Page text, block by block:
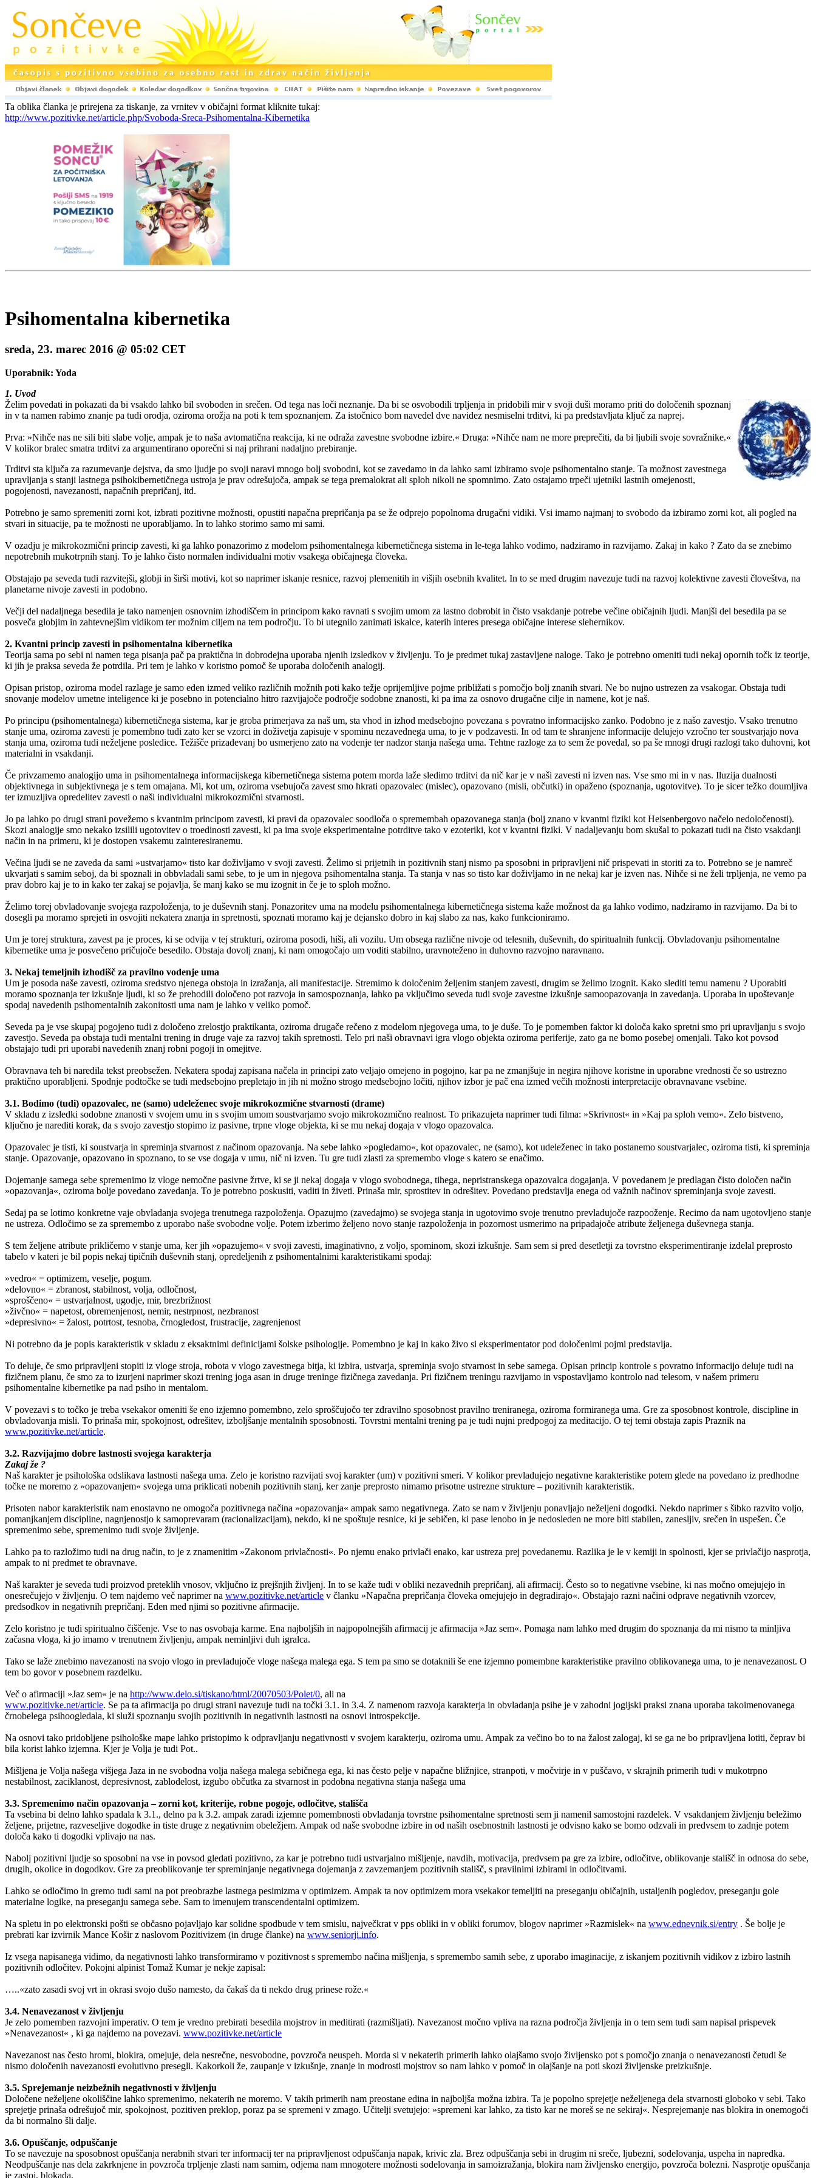
Ta oblika članka je prirejena za tiskanje, za vrnitev v običajni format kliknite tukaj:
http://www.pozitivke.net/article.php/Svoboda-Sreca-Psihomentalna-Kibernetika
Psihomentalna kibernetika
sreda, 23. marec 2016 @ 05:02 CET
Uporabnik: Yoda
1. Uvod
Želim povedati in pokazati da bi vsakdo lahko bil svoboden in srečen. Od tega nas loči neznanje. Da bi se osvobodili trpljenja in pridobili mir v svoji duši moramo priti do določenih spoznanj
in v ta namen rabimo znanje pa tudi orodja, oziroma orožja na poti k tem spoznanjem. Za istočnico bom navedel dve navidez nesmiselni trditvi, ki pa predstavljata ključ za naprej.
Prva: »Nihče nas ne sili biti slabe volje, ampak je to naša avtomatična reakcija, ki ne odraža zavestne svobodne izbire.« Druga: »Nihče nam ne more preprečiti, da bi ljubili svoje sovražnike.«
V kolikor bralec smatra trditvi za argumentirano oporečni si naj prihrani nadaljno prebiranje.
Trditvi sta ključa za razumevanje dejstva, da smo ljudje po svoji naravi mnogo bolj svobodni, kot se zavedamo in da lahko sami izbiramo svoje psihomentalno stanje. Ta možnost zavestnega
upravljanja s stanji lastnega psihokibernetičnega ustroja je prav odrešujoča, ampak se tega premalokrat ali sploh nikoli ne spomnimo. Zato ostajamo trpeči ujetniki lastnih omejenosti,
pogojenosti, navezanosti, napačnih prepričanj, itd.
Potrebno je samo spremeniti zorni kot, izbrati pozitivne možnosti, opustiti napačna prepričanja pa se že odprejo popolnoma drugačni vidiki. Vsi imamo najmanj to svobodo da izbiramo zorni kot, ali pogled na
stvari in situacije, pa te možnosti ne uporabljamo. In to lahko storimo samo mi sami.
V ozadju je mikrokozmični princip zavesti, ki ga lahko ponazorimo z modelom psihomentalnega kibernetičnega sistema in le-tega lahko vodimo, nadziramo in razvijamo. Zakaj in kako ? Zato da se znebimo
nepotrebnih mukotrpnih stanj. To je lahko čisto normalen individualni motiv vsakega običajnega človeka.
Obstajajo pa seveda tudi razvitejši, globji in širši motivi, kot so naprimer iskanje resnice, razvoj plemenitih in višjih osebnih kvalitet. In to se med drugim navezuje tudi na razvoj kolektivne zavesti človeštva, na
planetarne nivoje zavesti in podobno.
Večji del nadaljnega besedila je tako namenjen osnovnim izhodiščem in principom kako ravnati s svojim umom za lastno dobrobit in čisto vsakdanje potrebe večine običajnih ljudi. Manjši del besedila pa se
posveča globjim in zahtevnejšim vidikom ter možnim ciljem na tem področju. To bi utegnilo zanimati iskalce, katerih interes presega običajne interese slehernikov.
2. Kvantni princip zavesti in psihomentalna kibernetika
Teorija sama po sebi ni namen tega pisanja pač pa praktična in dobrodejna uporaba njenih izsledkov v življenju. To je predmet tukaj zastavljene naloge. Tako je potrebno omeniti tudi nekaj opornih točk iz teorije,
ki jih je praksa seveda že potrdila. Pri tem je lahko v koristno pomoč še uporaba določenih analogij.
Opisan pristop, oziroma model razlage je samo eden izmed veliko različnih možnih poti kako težje oprijemljive pojme približati s pomočjo bolj znanih stvari. Ne bo nujno ustrezen za vsakogar. Obstaja tudi
snovanje modelov umetne inteligence ki je posebno in potencialno hitro razvijajoče področje sodobne znanosti, ki pa ima za osnovo drugačne cilje in namene, kot je naš.
Po principu (psihomentalnega) kibernetičnega sistema, kar je groba primerjava za naš um, sta vhod in izhod medsebojno povezana s povratno informacijsko zanko. Podobno je z našo zavestjo. Vsako trenutno
stanje uma, oziroma zavesti je pomembno tudi zato ker se vzorci in doživetja zapisuje v spominu nezavednega uma, to je v podzavesti. In od tam te shranjene informacije delujejo vzročno ter soustvarjajo nova
stanja uma, oziroma tudi neželjene posledice. Težišče prizadevanj bo usmerjeno zato na vodenje ter nadzor stanja našega uma. Tehtne razloge za to sem že povedal, so pa še mnogi drugi razlogi tako duhovni, kot
materialni in vsakdanji.
Če privzamemo analogijo uma in psihomentalnega informacijskega kibernetičnega sistema potem morda laže sledimo trditvi da nič kar je v naši zavesti ni izven nas. Vse smo mi in v nas. Iluzija dualnosti
objektivnega in subjektivnega je s tem omajana. Mi, kot um, oziroma vsebujoča zavest smo hkrati opazovalec (mislec), opazovano (misli, občutki) in opaženo (spoznanja, ugotovitve). To je sicer težko doumljiva
ter izmuzljiva opredelitev zavesti o naši individualni mikrokozmični stvarnosti.
Jo pa lahko po drugi strani povežemo s kvantnim principom zavesti, ki pravi da opazovalec soodloča o spremembah opazovanega stanja (bolj znano v kvantni fiziki kot Heisenbergovo načelo nedoločenosti).
Skozi analogije smo nekako izsilili ugotovitev o troedinosti zavesti, ki pa ima svoje eksperimentalne potrditve tako v ezoteriki, kot v kvantni fiziki. V nadaljevanju bom skušal to pokazati tudi na čisto vsakdanji
način in na primeru, ki je dostopen vsakemu zainteresiranemu.
Večina ljudi se ne zaveda da sami »ustvarjamo« tisto kar doživljamo v svoji zavesti. Želimo si prijetnih in pozitivnih stanj nismo pa sposobni in pripravljeni nič prispevati in storiti za to. Potrebno se je namreč
ukvarjati s samim seboj, da bi spoznali in obbvladali sami sebe, to je um in njegova psihomentalna stanja. Ta stanja v nas so tisto kar doživljamo in ne nekaj kar je izven nas. Nihče si ne želi trpljenja, ne vemo pa
prav dobro kaj je to in kako ter zakaj se pojavlja, še manj kako se mu izognit in če je to sploh možno.
Želimo torej obvladovanje svojega razpoloženja, to je duševnih stanj. Ponazoritev uma na modelu psihomentalnega kibernetičnega sistema kaže možnost da ga lahko vodimo, nadziramo in razvijamo. Da bi to
dosegli pa moramo sprejeti in osvojiti nekatera znanja in spretnosti, spoznati moramo kaj je dejansko dobro in kaj slabo za nas, kako funkcioniramo.
Um je torej struktura, zavest pa je proces, ki se odvija v tej strukturi, oziroma posodi, hiši, ali vozilu. Um obsega različne nivoje od telesnih, duševnih, do spiritualnih funkcij. Obvladovanju psihomentalne
kibernetike uma je posvečeno pričujoče besedilo. Obstaja dovolj znanj, ki nam omogočajo um voditi stabilno, uravnoteženo in duhovno razvojno naravnano.
3. Nekaj temeljnih izhodišč za pravilno vodenje uma
Um je posoda naše zavesti, oziroma sredstvo njenega obstoja in izražanja, ali manifestacije. Stremimo k določenim željenim stanjem zavesti, drugim se želimo izognit. Kako slediti temu namenu ? Uporabiti
moramo spoznanja ter izkušnje ljudi, ki so že prehodili določeno pot razvoja in samospoznanja, lahko pa vključimo seveda tudi svoje zavestne izkušnje samoopazovanja in zavedanja. Uporaba in upoštevanje
spodaj navedenih psihomentalnih zakonitosti uma nam je lahko v veliko pomoč.
Seveda pa je vse skupaj pogojeno tudi z določeno zrelostjo praktikanta, oziroma drugače rečeno z modelom njegovega uma, to je duše. To je pomemben faktor ki določa kako spretni smo pri upravljanju s svojo
zavestjo. Seveda pa obstaja tudi mentalni trening in druge vaje za razvoj takih spretnosti. Telo pri naši obravnavi igra vlogo objekta oziroma periferije, zato ga ne bomo posebej omenjali. Tako kot povsod
obstajajo tudi pri uporabi navedenih znanj robni pogoji in omejitve.
Obravnava teh bi naredila tekst preobsežen. Nekatera spodaj zapisana načela in principi zato veljajo omejeno in pogojno, kar pa ne zmanjšuje in negira njihove koristne in uporabne vrednosti če so ustrezno
praktično uporabljeni. Spodnje podtočke se tudi medsebojno prepletajo in jih ni možno strogo medsebojno ločiti, njihov izbor je pač ena izmed večih možnosti interpretacije obravnavane vsebine.
3.1. Bodimo (tudi) opazovalec, ne (samo) udeleženec svoje mikrokozmične stvarnosti (drame)
V skladu z izsledki sodobne znanosti v svojem umu in s svojim umom soustvarjamo svojo mikrokozmično realnost. To prikazujeta naprimer tudi filma: »Skrivnost« in »Kaj pa sploh vemo«. Zelo bistveno,
ključno je narediti korak, da s svojo zavestjo stopimo iz pasivne, trpne vloge objekta, ki se mu nekaj dogaja v vlogo opazovalca.
Opazovalec je tisti, ki soustvarja in spreminja stvarnost z načinom opazovanja. Na sebe lahko »pogledamo«, kot opazovalec, ne (samo), kot udeleženec in tako postanemo soustvarjalec, oziroma tisti, ki spreminja
stanje. Opazovanje, opazovano in spoznano, to se vse dogaja v umu, nič ni izven. Tu gre tudi zlasti za spremembo vloge s katero se enačimo.
Dojemanje samega sebe spremenimo iz vloge nemočne pasivne žrtve, ki se ji nekaj dogaja v vlogo svobodnega, tihega, nepristranskega opazovalca dogajanja. V povedanem je predlagan čisto določen način
»opazovanja«, oziroma bolje povedano zavedanja. To je potrebno poskusiti, vaditi in živeti. Prinaša mir, sprostitev in odrešitev. Povedano predstavlja enega od važnih načinov spreminjanja svoje zavesti.
Sedaj pa se lotimo konkretne vaje obvladanja svojega trenutnega razpoloženja. Opazujmo (zavedajmo) se svojega stanja in ugotovimo svoje trenutno prevladujoče razpooženje. Recimo da nam ugotovljeno stanje
ne ustreza. Odločimo se za spremembo z uporabo naše svobodne volje. Potem izberimo željeno novo stanje razpoloženja in pozornost usmerimo na pripadajoče atribute željenega duševnega stanja.
S tem željene atribute prikličemo v stanje uma, ker jih »opazujemo« v svoji zavesti, imaginativno, z voljo, spominom, skozi izkušnje. Sam sem si pred desetletji za tovrstno eksperimentiranje izdelal preprosto
tabelo v kateri je bil popis nekaj tipičnih duševnih stanj, opredeljenih z psihomentalnimi karakteristikami spodaj:
»vedro« = optimizem, veselje, pogum.
»delovno« = zbranost, stabilnost, volja, odločnost,
»sproščeno« = ustvarjalnost, ugodje, mir, brezbrižnost
»živčno« = napetost, obremenjenost, nemir, nestrpnost, nezbranost
»depresivno« = žalost, potrtost, tesnoba, črnogledost, frustracije, zagrenjenost
Ni potrebno da je popis karakteristik v skladu z eksaktnimi definicijami šolske psihologije. Pomembno je kaj in kako živo si eksperimentator pod določenimi pojmi predstavlja.
To deluje, če smo pripravljeni stopiti iz vloge stroja, robota v vlogo zavestnega bitja, ki izbira, ustvarja, spreminja svojo stvarnost in sebe samega. Opisan princip kontrole s povratno informacijo deluje tudi na
fizičnem planu, če smo za to izurjeni naprimer skozi trening joga asan in druge treninge fizičnega zavedanja. Pri fizičnem treningu razvijamo in vspostavljamo kontrolo nad telesom, v našem primeru
psihomentalne kibernetike pa nad psiho in mentalom.
V povezavi s to točko je treba vsekakor omeniti še eno izjemno pomembno, zelo sproščujočo ter zdravilno sposobnost pravilno treniranega, oziroma formiranega uma. Gre za sposobnost kontrole, discipline in
obvladovanja misli. To prinaša mir, spokojnost, odrešitev, izboljšanje mentalnih sposobnosti. Tovrstni mentalni trening pa je tudi nujni predpogoj za meditacijo. O tej temi obstaja zapis Praznik na
www.pozitivke.net/article.
3.2. Razvijajmo dobre lastnosti svojega karakterja
Zakaj že ?
Naš karakter je psihološka odslikava lastnosti našega uma. Zelo je koristno razvijati svoj karakter (um) v pozitivni smeri. V kolikor prevladujejo negativne karakteristike potem glede na povedano iz predhodne
točke ne moremo z »opazovanjem« svojega uma priklicati nobenih pozitivnih stanj, ker zanje preprosto nimamo prisotne ustrezne strukture – pozitivnih karakteristik.
Prisoten nabor karakteristik nam enostavno ne omogoča pozitivnega načina »opazovanja« ampak samo negativnega. Zato se nam v življenju ponavljajo neželjeni dogodki. Nekdo naprimer s šibko razvito voljo,
pomanjkanjem discipline, nagnjenostjo k samoprevaram (racionalizacijam), nekdo, ki ne spoštuje resnice, ki je sebičen, ki pase lenobo in je nedosleden ne more biti stabilen, zanesljiv, srečen in uspešen. Če
spremenimo sebe, spremenimo tudi svoje življenje.
Lahko pa to razložimo tudi na drug način, to je z znamenitim »Zakonom privlačnosti«. Po njemu enako privlači enako, kar ustreza prej povedanemu. Razlika je le v kemiji in spolnosti, kjer se privlačijo nasprotja,
ampak to ni predmet te obravnave.
Naš karakter je seveda tudi proizvod preteklih vnosov, vključno iz prejšnjih življenj. In to se kaže tudi v obliki nezavednih prepričanj, ali afirmacij. Često so to negativne vsebine, ki nas močno omejujejo in
onesrečujejo v življenju. O tem najdemo več naprimer na www.pozitivke.net/article v članku »Napačna prepričanja človeka omejujejo in degradirajo«. Obstajajo razni načini odprave negativnih vzorcev,
predsodkov in negativnih prepričanj. Eden med njimi so pozitivne afirmacije.
Zelo koristno je tudi spiritualno čiščenje. Vse to nas osvobaja karme. Ena najboljših in najpopolnejših afirmacij je afirmacija »Jaz sem«. Pomaga nam lahko med drugim do spoznanja da mi nismo ta minljiva
začasna vloga, ki jo imamo v trenutnem življenju, ampak neminljivi duh igralca.
Tako se laže znebimo navezanosti na svojo vlogo in prevladujoče vloge našega malega ega. S tem pa smo se dotaknili še ene izjemno pomembne karakteristike pravilno oblikovanega uma, to je nenavezanost. O
tem bo govor v posebnem razdelku.
Več o afirmaciji »Jaz sem« je na http://www.delo.si/tiskano/html/20070503/Polet/0, ali na
www.pozitivke.net/article. Se pa ta afirmacija po drugi strani navezuje tudi na točki 3.1. in 3.4. Z namenom razvoja karakterja in obvladanja psihe je v zahodni jogijski praksi znana uporaba takoimenovanega
črnobelega psihoogledala, ki služi spoznanju svojih pozitivnih in negativnih lastnosti na osnovi introspekcije.
Na osnovi tako pridobljene psihološke mape lahko pristopimo k odpravljanju negativnosti v svojem karakterju, oziroma umu. Ampak za večino bo to na žalost zalogaj, ki se ga ne bo pripravljena lotiti, čeprav bi
bila korist lahko izjemna. Kjer je Volja je tudi Pot..
Mišljena je Volja našega višjega Jaza in ne svobodna volja našega malega sebičnega ega, ki nas često pelje v napačne bližnjice, stranpoti, v močvirje in v puščavo, v skrajnih primerih tudi v mukotrpno
nestabilnost, zaciklanost, depresivnost, zablodelost, izgubo občutka za stvarnost in podobna negativna stanja našega uma
3.3. Spremenimo način opazovanja – zorni kot, kriterije, robne pogoje, odločitve, stališča
Ta vsebina bi delno lahko spadala k 3.1., delno pa k 3.2. ampak zaradi izjemne pomembnosti obvladanja tovrstne psihomentalne spretnosti sem ji namenil samostojni razdelek. V vsakdanjem življenju beležimo
željene, prijetne, razveseljive dogodke in tiste druge z negativnim obeležjem. Ampak od naše svobodne izbire in od naših osebnostnih lastnosti je odvisno kako se bomo odzvali in predvsem to zadnje potem
določa kako ti dogodki vplivajo na nas.
Nabolj pozitivni ljudje so sposobni na vse in povsod gledati pozitivno, za kar je potrebno tudi ustvarjalno mišljenje, navdih, motivacija, predvsem pa gre za izbire, odločitve, oblikovanje stališč in odnosa do sebe,
drugih, okolice in dogodkov. Gre za preoblikovanje ter spreminjanje negativnega dojemanja z zavzemanjem pozitivnih stališč, s pravilnimi izbirami in odločitvami.
Lahko se odločimo in gremo tudi sami na pot preobrazbe lastnega pesimizma v optimizem. Ampak ta nov optimizem mora vsekakor temeljiti na preseganju običajnih, ustaljenih pogledov, preseganju gole
materialne logike, na preseganju samega sebe. Sam to imenujem transcendentalni optimizem.
Na spletu in po elektronski pošti se občasno pojavljajo kar solidne spodbude v tem smislu, največkrat v pps obliki in v obliki forumov, blogov naprimer »Razmislek« na www.ednevnik.si/entry . Še bolje je
prebrati kar izvirnik Mance Košir z naslovom Pozitivizem (in druge članke) na www.seniorji.info.
Iz vsega napisanega vidimo, da negativnosti lahko transformiramo v pozitivnost s spremembo načina mišljenja, s spremembo samih sebe, z uporabo imaginacije, z iskanjem pozitivnih vidikov z izbiro lastnih
pozitivnih odločitev. Pokojni alpinist Tomaž Kumar je nekje zapisal:
…..«zato zasadi svoj vrt in okrasi svojo dušo namesto, da čakaš da ti nekdo drug prinese rože.«
3.4. Nenavezanost v življenju
Je zelo pomemben razvojni imperativ. O tem je vredno prebirati besedila mojstrov in meditirati (razmišljati). Navezanost močno vpliva na razna področja življenja in o tem sem tudi sam napisal prispevek
»Nenavezanost« , ki ga najdemo na povezavi. www.pozitivke.net/article
Navezanost nas često hromi, blokira, omejuje, dela nesrečne, nesvobodne, povzroča neuspeh. Morda si v nekaterih primerih lahko olajšamo svojo življensko pot s pomočjo znanja o nenavezanosti četudi še
nismo določenih navezanosti evolutivno presegli. Kakorkoli že, zaupanje v izkušnje, znanje in modrosti mojstrov so nam lahko v pomoč in olajšanje na poti skozi življenske preizkušnje.
3.5. Sprejemanje neizbežnih negativnosti v življenju
Določene neželjene okoliščine lahko spremenimo, nekaterih ne moremo. V takih primerih nam preostane edina in najboljša možna izbira. Ta je popolno sprejetje neželjenega dela stvarnosti globoko v sebi. Tako
sprejetje prinaša odrešujoč mir, spokojnost, pozitiven preklop, poraz pa se spremeni v zmago. Učitelji svetujejo: »spremeni kar lahko, za tisto kar ne moreš se ne sekiraj«. Nesprejemanje nas blokira in onemogoči
da bi normalno šli dalje.
3.6. Opuščanje, odpuščanje
To se navezuje na sposobnost opuščanja nerabnih stvari ter informacij ter na pripravljenost odpuščanja napak, krivic zla. Brez odpuščanja sebi in drugim ni sreče, ljubezni, sodelovanja, uspeha in napredka.
Neodpuščanje nas dela zakrknjene in povzroča trpljenje zlasti nam samim, odjema nam mnogotere možnosti sodelovanja in samoizražanja, blokira nam življensko energijo, povzroča bolezni. Nasprotje opuščanja
je zastoj, blokada.